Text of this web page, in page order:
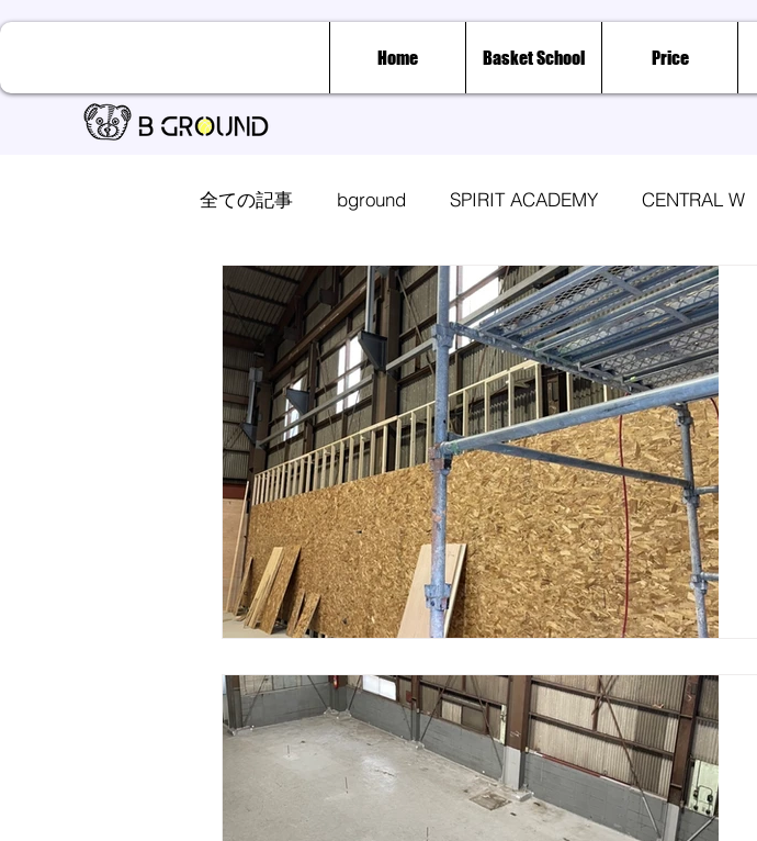
Home Basket School Price
全ての記事 bground SPIRIT ACADEMY CENTRAL W
塾クラス チアダンススクール レッスンイベント